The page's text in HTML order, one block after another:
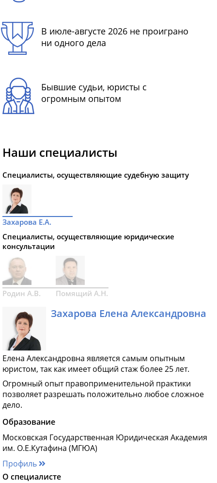
В июле-августе 2026 не проиграно
ни одного дела
Бывшие судьи, юристы с
огромным опытом
Наши специалисты
Специалисты, осуществляющие судебную защиту
Захарова Е.А.
Специалисты, осуществляющие юридические
консультации
Родин А.В. Помящий А.Н.
Захарова Елена Александровна
Елена Александровна является самым опытным
юристом, так как имеет общий стаж более 25 лет.
Огромный опыт правоприменительной практики
позволяет разрешать положительно любое сложное
дело.
Образование
Московская Государственная Юридическая Академия
им. О.Е.Кутафина (МГЮА)
Профиль
О специалисте